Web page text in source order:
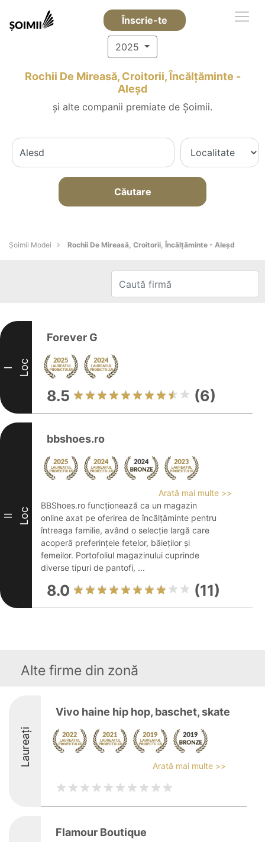
Înscrie-te
2025
Rochii De Mireasă, Croitorii, Încălțăminte -
Aleşd
și alte companii premiate de Șoimii.
Căutare
Șoimii Modei Rochii De Mireasă, Croitorii, Încălțăminte - Aleşd
I Loc
Forever G
8.5 (6)
II Loc
bbshoes.ro
Arată mai multe >>
BBShoes.ro funcționează ca un magazin
online axat pe oferirea de încălțăminte pentru
întreaga familie, având o selecție largă care
acoperă preferințele fetelor, băieților și
femeilor. Portofoliul magazinului cuprinde
diverse tipuri de pantofi, ...
8.0 (11)
Alte firme din zonă
Laureați
Vivo haine hip hop, baschet, skate
Arată mai multe >>
Flamour Boutique